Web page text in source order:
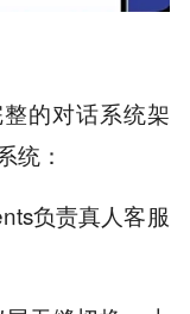
的对话系统架
统：
负责真人客服